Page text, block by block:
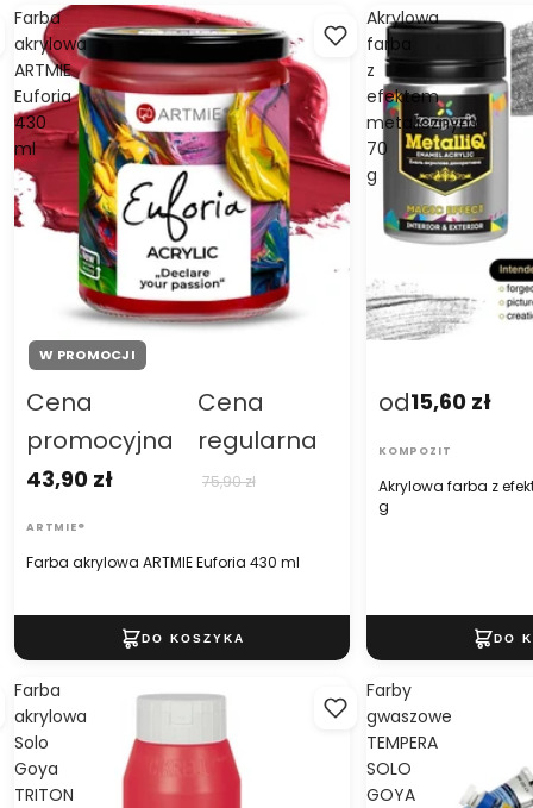
Farba
akrylowa
ARTMIE
Euforia
430
ml
W PROMOCJI
Farba akrylowa ARTMIE Euforia 430 ml
Cena
promocyjna
43,90 zł
Cena
regularna
75,90 zł
ARTMIE®
Akrylowa
farba
z
efektem
metalicznym
70
g
Akrylowa farba z
g
od15,60 zł
KOMPOZIT
Farba
akrylowa
Solo
Goya
TRITON
Farby
gwaszowe
TEMPERA
SOLO
GOYA